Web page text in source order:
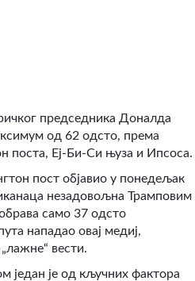
председника Доналда
од 62 одсто, према
поста, Еј-Би-Си њуза и Ипсоса.
пост објавио у понедељак
незадовољна Трамповим
само 37 одсто
нападао овај медиј,
вести.
један је од кључних фактора